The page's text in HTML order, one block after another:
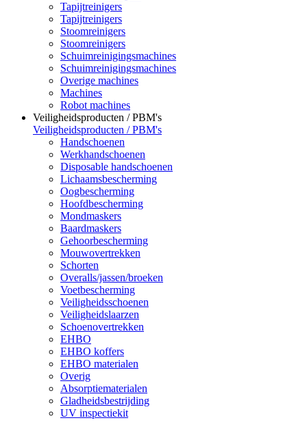
Tapijtreinigers
Tapijtreinigers
Stoomreinigers
Stoomreinigers
Schuimreinigingsmachines
Schuimreinigingsmachines
Overige machines
Machines
Robot machines
Veiligheidsproducten / PBM's
Veiligheidsproducten / PBM's
Handschoenen
Werkhandschoenen
Disposable handschoenen
Lichaamsbescherming
Oogbescherming
Hoofdbescherming
Mondmaskers
Baardmaskers
Gehoorbescherming
Mouwovertrekken
Schorten
Overalls/jassen/broeken
Voetbescherming
Veiligheidsschoenen
Veiligheidslaarzen
Schoenovertrekken
EHBO
EHBO koffers
EHBO materialen
Overig
Absorptiematerialen
Gladheidsbestrijding
UV inspectiekit